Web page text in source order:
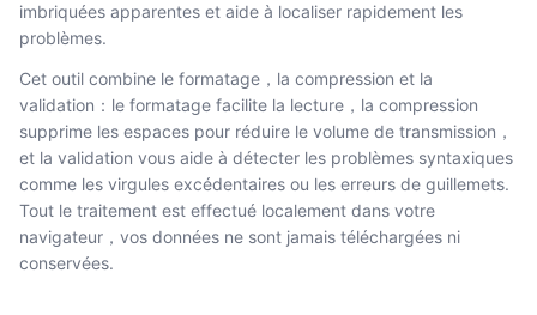
imbriquées apparentes et aide à localiser rapidement les
problèmes.
Cet outil combine le formatage，la compression et la
validation：le formatage facilite la lecture，la compression
supprime les espaces pour réduire le volume de transmission，
et la validation vous aide à détecter les problèmes syntaxiques
comme les virgules excédentaires ou les erreurs de guillemets.
Tout le traitement est effectué localement dans votre
navigateur，vos données ne sont jamais téléchargées ni
conservées.